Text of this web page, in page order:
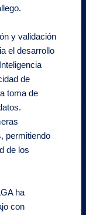
y validación
el desarrollo
de
toma de
permitiendo
de los
ha
con